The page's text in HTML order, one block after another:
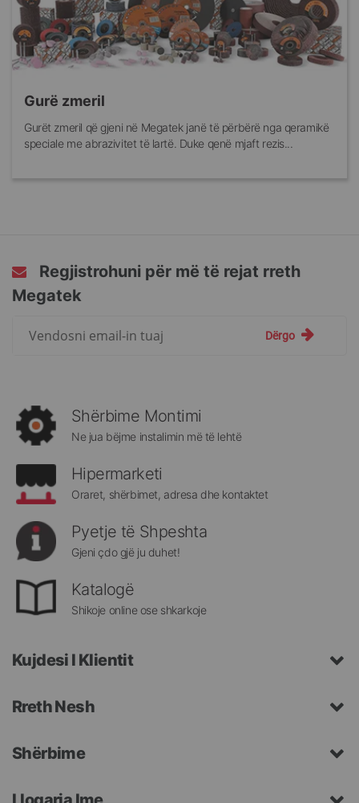
Gurë zmeril
Gurët zmeril që gjeni në Megatek janë të përbërë nga qeramikë
speciale me abrazivitet të lartë. Duke qenë mjaft rezis...
Regjistrohuni për më të rejat rreth
Megatek
rreth
Megatek:
Dërgo
Shërbime Montimi
Ne jua bëjme instalimin më të lehtë
Hipermarketi
Oraret, shërbimet, adresa dhe kontaktet
Pyetje të Shpeshta
Gjeni çdo gjë ju duhet!
Katalogë
Shikoje online ose shkarkoje
Kujdesi I Klientit
Rreth Nesh
Shërbime